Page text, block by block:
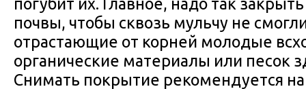
почвы, чтобы сквозь мульчу не
отрастающие от корней молодые
органические материалы или песок
Снимать покрытие рекомендуется